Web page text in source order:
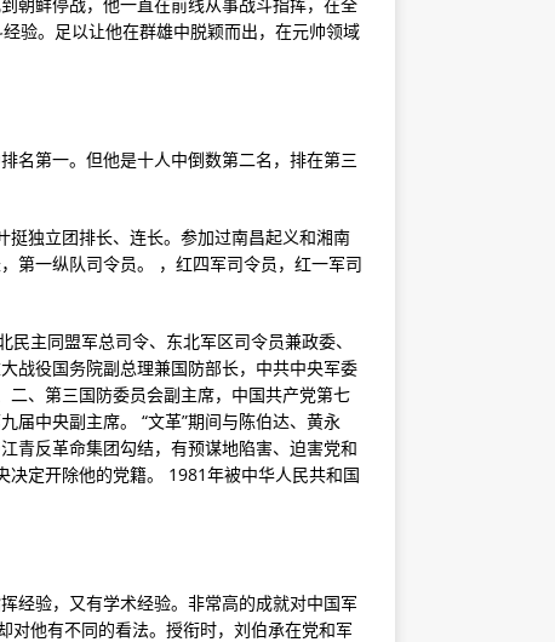
验。足以让他在群雄中脱颖而出，在元帅领域
名第一。但他是十人中倒数第二名，排在第三
独立团排长、连长。参加过南昌起义和湘南
第一纵队司令员。 ，红四军司令员，红一军司
主同盟军总司令、东北军区司令员兼政委、
战役国务院副总理兼国防部长，中共中央军委
、第三国防委员会副主席，中国共产党第七
届中央副主席。 “文革”期间与陈伯达、黄永
青反革命集团勾结，有预谋地陷害、迫害党和
定开除他的党籍。 1981年被中华人民共和国
经验，又有学术经验。非常高的成就对中国军
对他有不同的看法。授衔时，刘伯承在党和军